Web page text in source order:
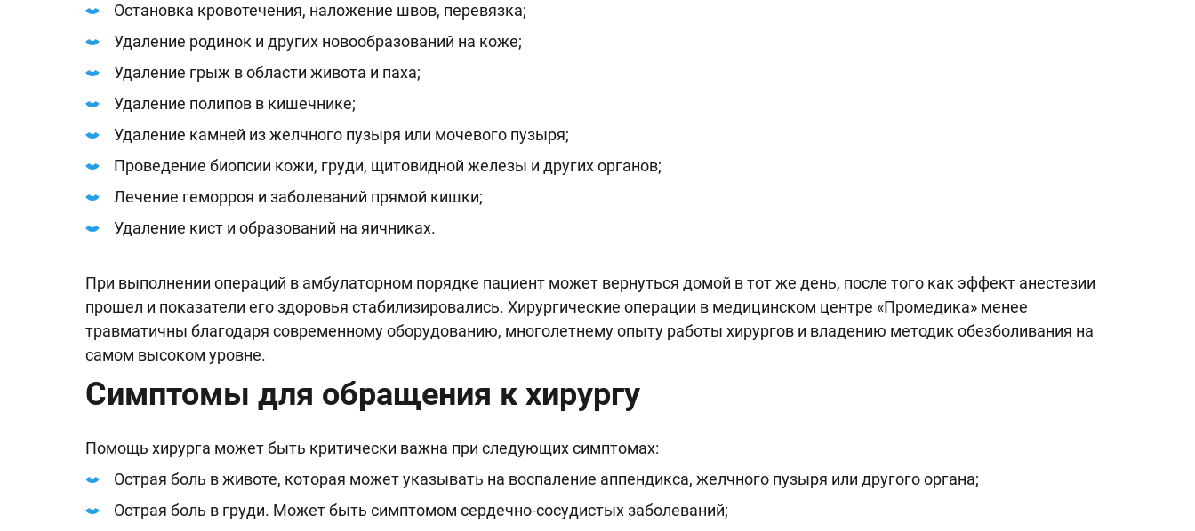
Остановка кровотечения, наложение швов, перевязка;
Удаление родинок и других новообразований на коже;
Удаление грыж в области живота и паха;
Удаление полипов в кишечнике;
Удаление камней из желчного пузыря или мочевого пузыря;
Проведение биопсии кожи, груди, щитовидной железы и других органов;
Лечение геморроя и заболеваний прямой кишки;
Удаление кист и образований на яичниках.
При выполнении операций в амбулаторном порядке пациент может вернуться домой в тот же день, после того как эффект анестезии
прошел и показатели его здоровья стабилизировались. Хирургические операции в медицинском центре «Промедика» менее
травматичны благодаря современному оборудованию, многолетнему опыту работы хирургов и владению методик обезболивания на
самом высоком уровне.
Симптомы для обращения к хирургу
Помощь хирурга может быть критически важна при следующих симптомах:
Острая боль в животе, которая может указывать на воспаление аппендикса, желчного пузыря или другого органа;
Острая боль в груди. Может быть симптомом сердечно-сосудистых заболеваний;